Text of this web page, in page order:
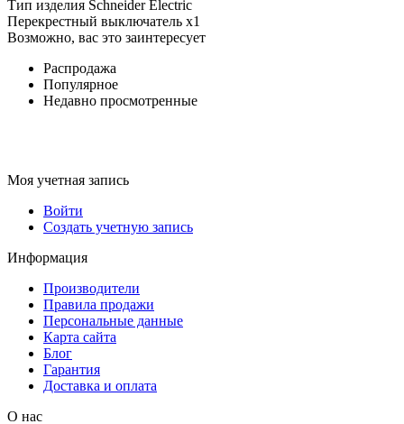
Тип изделия Schneider Electric
Перекрестный выключатель x1
Возможно, вас это заинтересует
Распродажа
Популярное
Недавно просмотренные
Моя учетная запись
Войти
Создать учетную запись
Информация
Производители
Правила продажи
Персональные данные
Карта сайта
Блог
Гарантия
Доставка и оплата
О нас